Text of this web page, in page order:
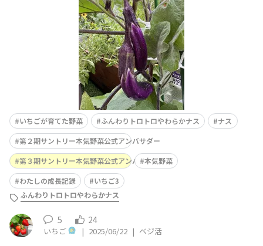
いちごが育てた野菜 ふんわりトロトロやわらかナス
ナス
第２期サントリー本気野菜公式アンバサダー
第３期サントリー本気野菜公式アンバサダー
本気野菜
わたしの成長記録
いちご3
ふんわりトロトロやわらかナス
5 24
いちご | 2025/06/22 | ベジ活